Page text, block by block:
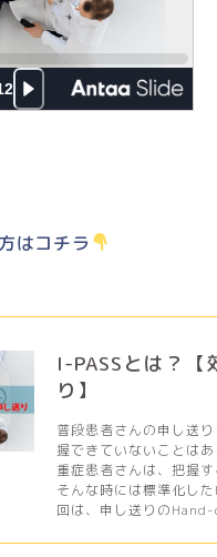
はコチラ
I-PASSとは？
り】
普段患者さんの申し送
握できていないことは
重症患者さんは、把握
そんな時には標準化し
回は、申し送りの